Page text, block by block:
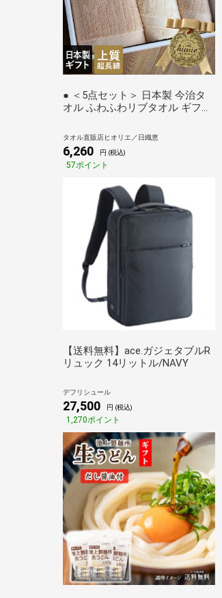
● ＜5点セット＞ 日本製 今治タ
オル ふわふわリブタオル ギフト
タオル直販店ヒオリエ／日織恵
6,260 円 (税込)
57ポイント
【送料無料】ace.ガジェタブルR
リュック 14リットル/NAVY
デフリシュール
27,500 円 (税込)
1,270ポイント